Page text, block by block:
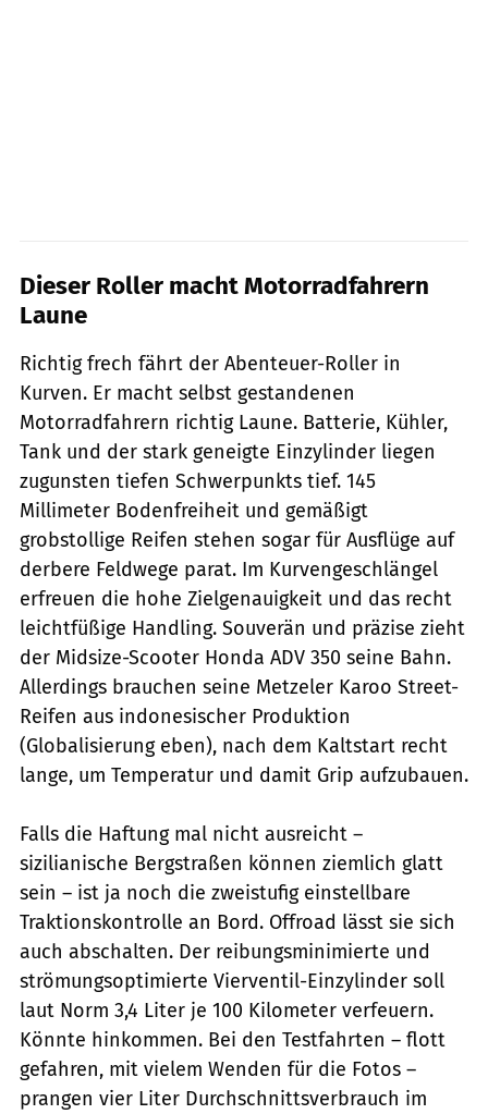
Dieser Roller macht Motorradfahrern
Laune
Richtig frech fährt der Abenteuer-Roller in
Kurven. Er macht selbst gestandenen
Motorradfahrern richtig Laune. Batterie, Kühler,
Tank und der stark geneigte Einzylinder liegen
zugunsten tiefen Schwerpunkts tief. 145
Millimeter Bodenfreiheit und gemäßigt
grobstollige Reifen stehen sogar für Ausflüge auf
derbere Feldwege parat. Im Kurvengeschlängel
erfreuen die hohe Zielgenauigkeit und das recht
leichtfüßige Handling. Souverän und präzise zieht
der Midsize-Scooter Honda ADV 350 seine Bahn.
Allerdings brauchen seine Metzeler Karoo Street-
Reifen aus indonesischer Produktion
(Globalisierung eben), nach dem Kaltstart recht
lange, um Temperatur und damit Grip aufzubauen.
Falls die Haftung mal nicht ausreicht –
sizilianische Bergstraßen können ziemlich glatt
sein – ist ja noch die zweistufig einstellbare
Traktionskontrolle an Bord. Offroad lässt sie sich
auch abschalten. Der reibungsminimierte und
strömungsoptimierte Vierventil-Einzylinder soll
laut Norm 3,4 Liter je 100 Kilometer verfeuern.
Könnte hinkommen. Bei den Testfahrten – flott
gefahren, mit vielem Wenden für die Fotos –
prangen vier Liter Durchschnittsverbrauch im